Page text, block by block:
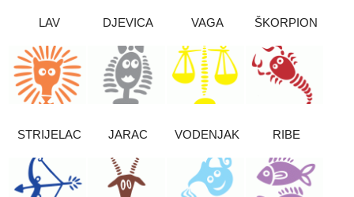
LAV DJEVICA VAGA ŠKORPION
STRIJELAC JARAC VODENJAK RIBE